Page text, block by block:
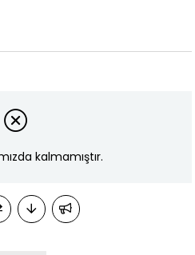
kalmamıştır.